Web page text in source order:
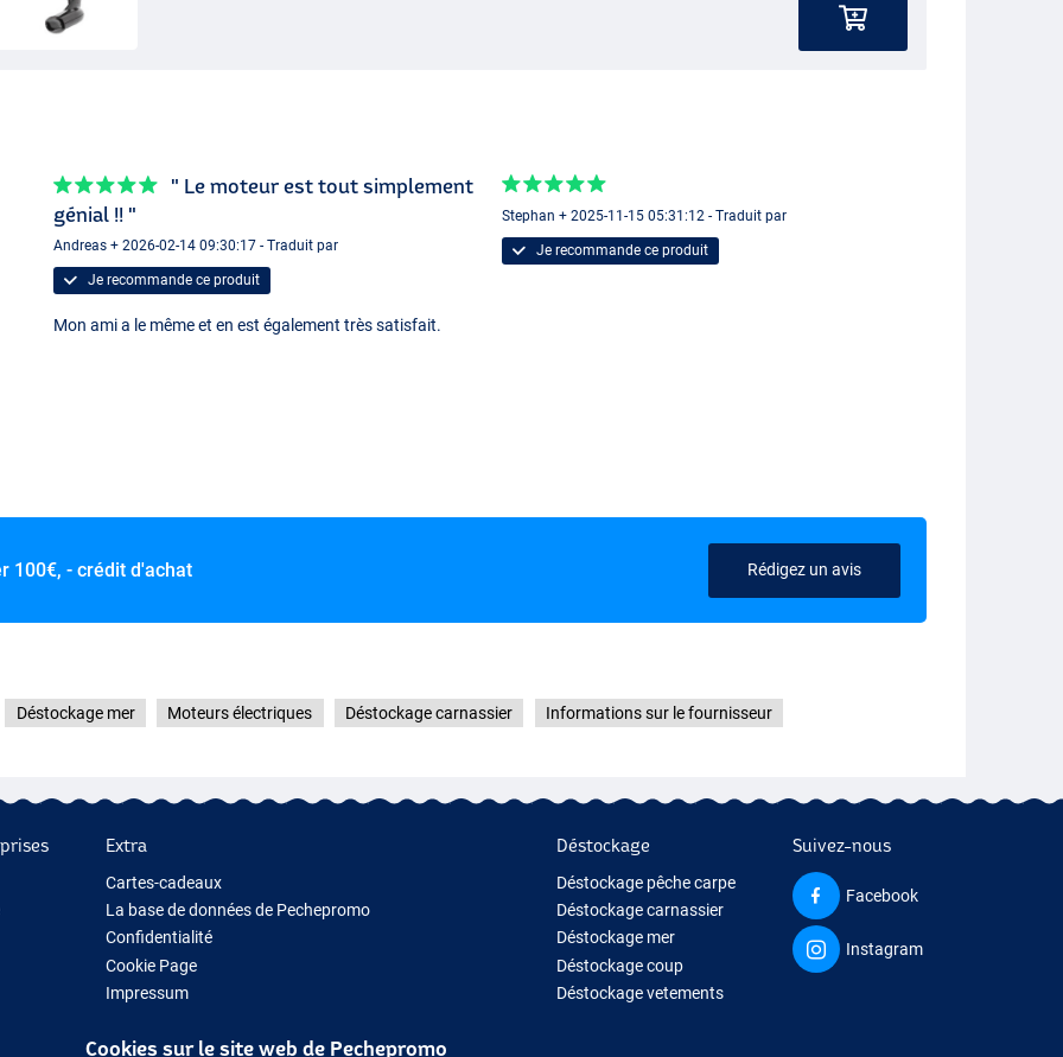
" Le moteur est tout simplement
génial !! "
Andreas + 2026-02-14 09:30:17 - Traduit par
Je recommande ce produit
Mon ami a le même et en est également très satisfait.
Stephan + 2025-11-15 05:31:12 - Traduit par
Je recommande ce produit
100€, - crédit d'achat Rédigez un avis
Déstockage mer Moteurs électriques Déstockage carnassier Informations sur le fournisseur
Extra
Cartes-cadeaux
La base de données de Pechepromo
Confidentialité
Cookie Page
Impressum
Nouveau Matériel de Pêche
Déstockage
Déstockage pêche carpe
Déstockage carnassier
Déstockage mer
Déstockage coup
Déstockage vetements
Suivez-nous
Facebook
Instagram
Cookies sur le site web de Pechepromo